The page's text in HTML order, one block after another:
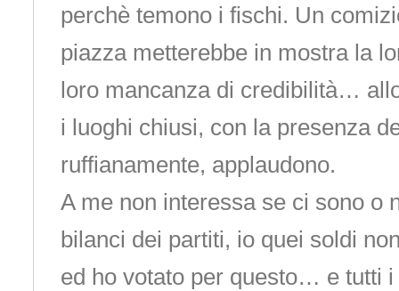
perchè temono i fischi. Un
piazza metterebbe in mostra la
loro mancanza di credibilità…
i luoghi chiusi, con la presenza
ruffianamente, applaudono.
A me non interessa se ci sono o
bilanci dei partiti, io quei soldi
ed ho votato per questo… e tutti